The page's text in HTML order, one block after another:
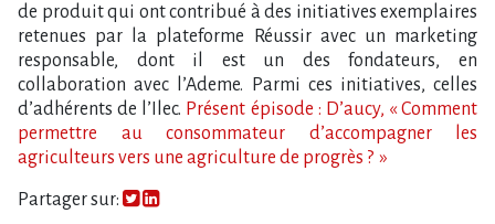
de produit qui ont contribué à des initiatives exemplaires
retenues par la plateforme Réussir avec un marketing
responsable, dont il est un des fondateurs, en
collaboration avec l’Ademe. Parmi ces initiatives, celles
d’adhérents de l’Ilec. Présent épisode : D’aucy, « Comment
permettre au consommateur d’accompagner les
agriculteurs vers une agriculture de progrès ? »
Partager sur: